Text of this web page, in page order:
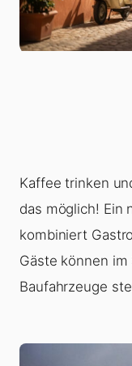
Kaffee trinken
das möglich! Ein
kombiniert
Gäste können
Baufahrzeuge